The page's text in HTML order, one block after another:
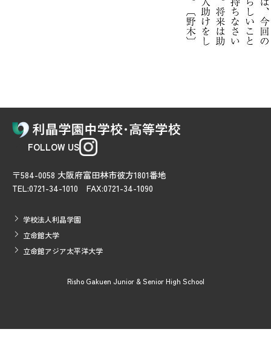
FOLLOW US
〒584-0058 大阪府富田林市彼方1801番地
TEL:0721-34-1010 FAX:0721-34-1090
学校法人利晶学園
立命館大学
立命館アジア太平洋大学
Risho Gakuen Junior & Senior High School